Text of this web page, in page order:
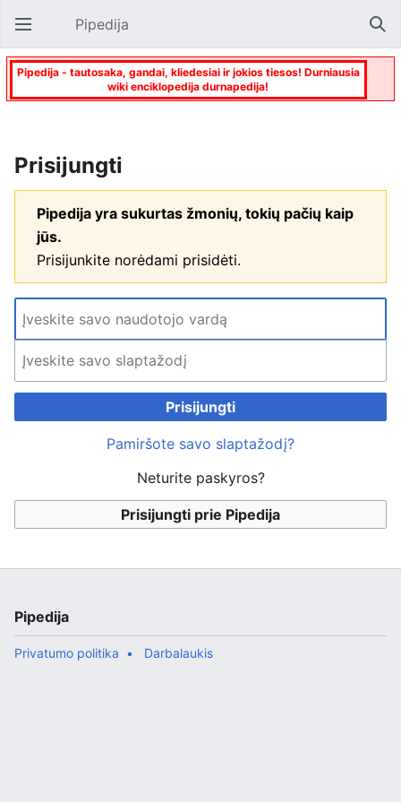
Atverti pagrindinį meniu Pipedija
Pipedija - tautosaka, gandai, kliedesiai ir jokios tiesos! Durniausia
wiki enciklopedija durnapedija!
Prisijungti
Pipedija yra sukurtas žmonių, tokių pačių kaip
jūs.
Prisijunkite norėdami prisidėti.
Prisijungti
Pamiršote savo slaptažodį?
Neturite paskyros?
Prisijungti prie Pipedija
Pipedija
Privatumo politika Darbalaukis